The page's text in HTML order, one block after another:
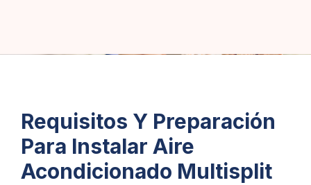
Requisitos Y Preparación
Para Instalar Aire
Acondicionado Multisplit